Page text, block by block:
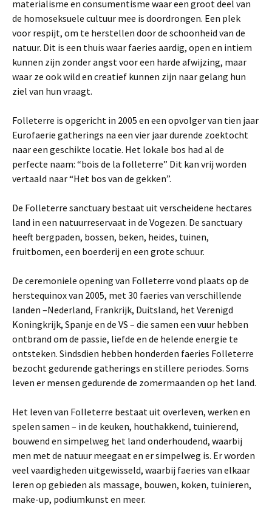
materialisme en consumentisme waar een groot deel van
de homoseksuele cultuur mee is doordrongen. Een plek
voor respijt, om te herstellen door de schoonheid van de
natuur. Dit is een thuis waar faeries aardig, open en intiem
kunnen zijn zonder angst voor een harde afwijzing, maar
waar ze ook wild en creatief kunnen zijn naar gelang hun
ziel van hun vraagt.
Folleterre is opgericht in 2005 en een opvolger van tien jaar
Eurofaerie gatherings na een vier jaar durende zoektocht
naar een geschikte locatie. Het lokale bos had al de
perfecte naam: “bois de la folleterre” Dit kan vrij worden
vertaald naar “Het bos van de gekken”.
De Folleterre sanctuary bestaat uit verscheidene hectares
land in een natuurreservaat in de Vogezen. De sanctuary
heeft bergpaden, bossen, beken, heides, tuinen,
fruitbomen, een boerderij en een grote schuur.
De ceremoniele opening van Folleterre vond plaats op de
herstequinox van 2005, met 30 faeries van verschillende
landen –Nederland, Frankrijk, Duitsland, het Verenigd
Koningkrijk, Spanje en de VS – die samen een vuur hebben
ontbrand om de passie, liefde en de helende energie te
ontsteken. Sindsdien hebben honderden faeries Folleterre
bezocht gedurende gatherings en stillere periodes. Soms
leven er mensen gedurende de zomermaanden op het land.
Het leven van Folleterre bestaat uit overleven, werken en
spelen samen – in de keuken, houthakkend, tuinierend,
bouwend en simpelweg het land onderhoudend, waarbij
men met de natuur meegaat en er simpelweg is. Er worden
veel vaardigheden uitgewisseld, waarbij faeries van elkaar
leren op gebieden als massage, bouwen, koken, tuinieren,
make-up, podiumkunst en meer.